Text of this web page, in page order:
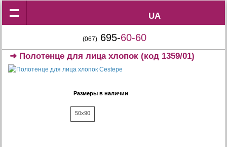
UA
UA
(067) 695-60-60
➜ Полотенце для лица хлопок (код 1359/01)
Размеры в наличии
50x90